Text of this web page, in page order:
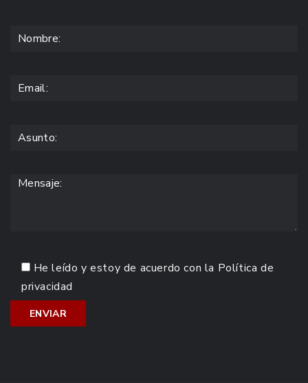
He leído y estoy de acuerdo con la Política de
privacidad